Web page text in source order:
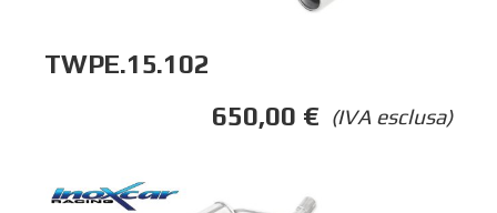
TWPE.15.102
(IVA esclusa)
650,00 €